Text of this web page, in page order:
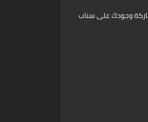
وجودك على سناب